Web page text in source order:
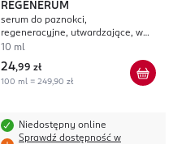
REGENERUM
serum do paznokci,
regeneracyjne, utwardzające, w
lakierze
10 ml
24,99 zł
100 ml = 249,90 zł
Niedostępny online
Sprawdź dostępność w